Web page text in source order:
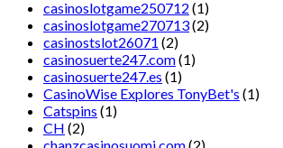
casinoslotgame250712 (1)
casinoslotgame270713(2)
casinostslot26071 (2)
casinosuerte247.com(1)
casinosuerte247.es (1)
CasinoWise Explores TonyBet's (1)
Catspins (1)
CH (2)
chanzcasinosuomi.com(2)